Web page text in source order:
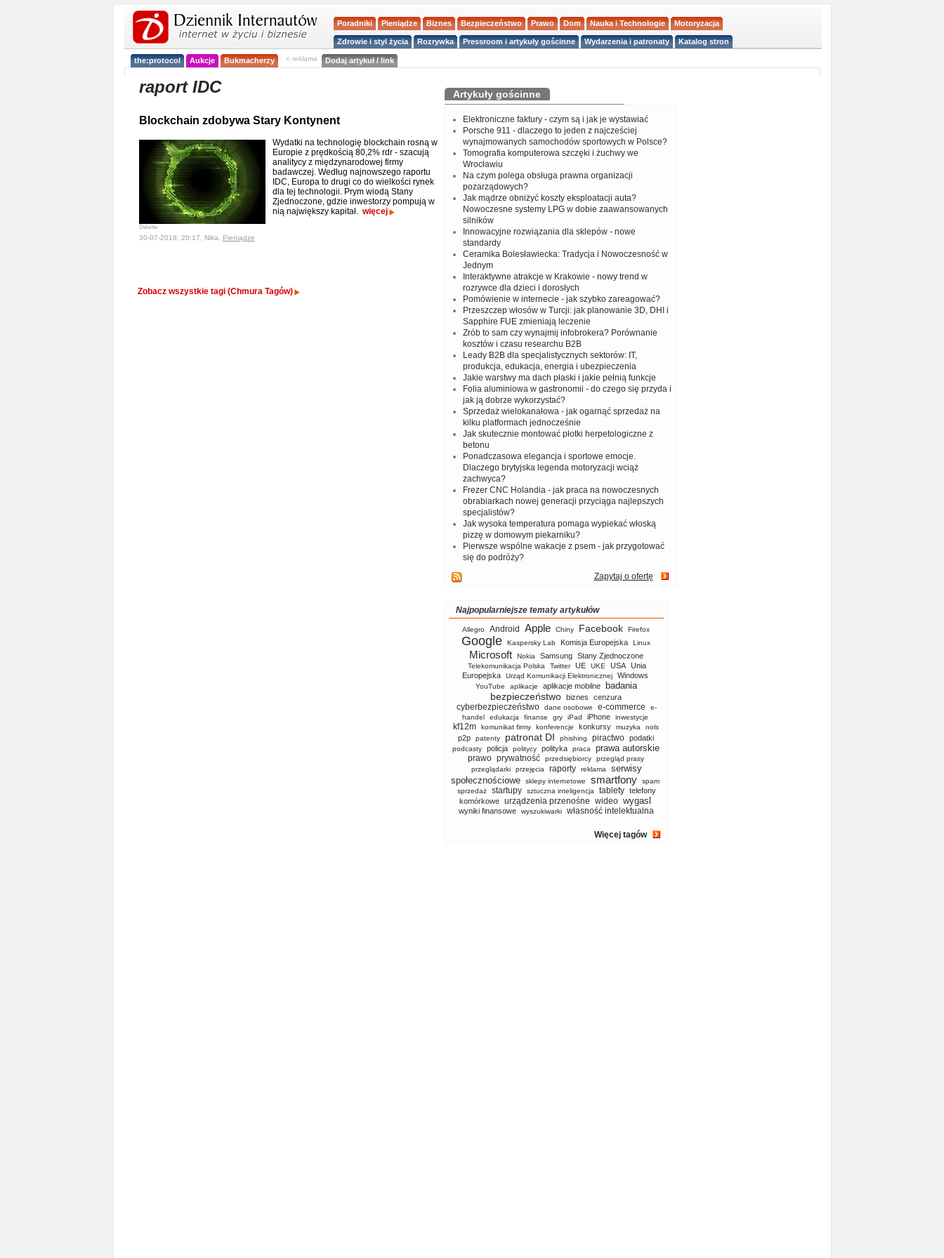
Poradniki Pieniądze Biznes Bezpieczeństwo Prawo Dom Nauka i Technologie Motoryzacja
Zdrowie i styl życia Rozrywka Pressroom i artykuły gościnne Wydarzenia i patronaty Katalog stron
the:protocol Aukcje Bukmacherzy < reklama Dodaj artykuł / link
raport IDC
Blockchain zdobywa Stary Kontynent
Deloitte
Wydatki na technologię blockchain rosną w
Europie z prędkością 80,2% rdr - szacują
analitycy z międzynarodowej firmy
badawczej. Według najnowszego raportu
IDC, Europa to drugi co do wielkości rynek
dla tej technologii. Prym wiodą Stany
Zjednoczone, gdzie inwestorzy pompują w
nią największy kapitał. więcej
30-07-2018, 20:17, Nika, Pieniądze
Zobacz wszystkie tagi (Chmura Tagów)
Artykuły gościnne
Elektroniczne faktury - czym są i jak je wystawiać
Porsche 911 - dlaczego to jeden z najcześciej
wynajmowanych samochodów sportowych w Polsce?
Tomografia komputerowa szczęki i żuchwy we
Wrocławiu
Na czym polega obsługa prawna organizacji
pozarządowych?
Jak mądrze obniżyć koszty eksploatacji auta?
Nowoczesne systemy LPG w dobie zaawansowanych
silników
Innowacyjne rozwiązania dla sklepów - nowe
standardy
Ceramika Bolesławiecka: Tradycja i Nowoczesność w
Jednym
Interaktywne atrakcje w Krakowie - nowy trend w
rozrywce dla dzieci i dorosłych
Pomówienie w internecie - jak szybko zareagować?
Przeszczep włosów w Turcji: jak planowanie 3D, DHI i
Sapphire FUE zmieniają leczenie
Zrób to sam czy wynajmij infobrokera? Porównanie
kosztów i czasu researchu B2B
Leady B2B dla specjalistycznych sektorów: IT,
produkcja, edukacja, energia i ubezpieczenia
Jakie warstwy ma dach płaski i jakie pełnią funkcje
Folia aluminiowa w gastronomii - do czego się przyda i
jak ją dobrze wykorzystać?
Sprzedaż wielokanałowa - jak ogarnąć sprzedaż na
kilku platformach jednocześnie
Jak skutecznie montować płotki herpetologiczne z
betonu
Ponadczasowa elegancja i sportowe emocje.
Dlaczego brytyjska legenda motoryzacji wciąż
zachwyca?
Frezer CNC Holandia - jak praca na nowoczesnych
obrabiarkach nowej generacji przyciąga najlepszych
specjalistów?
Jak wysoka temperatura pomaga wypiekać włoską
pizzę w domowym piekarniku?
Pierwsze wspólne wakacje z psem - jak przygotować
się do podróży?
Zapytaj o ofertę
Najpopularniejsze tematy artykułów
Allegro Android Apple Chiny Facebook Firefox
Google Kaspersky Lab Komisja Europejska Linux
Microsoft Nokia Samsung Stany Zjednoczone
Telekomunikacja Polska Twitter UE UKE USA
Unia
Europejska
Urząd Komunikacji Elektronicznej Windows
YouTube aplikacje aplikacje mobilne badania
bezpieczeństwo biznes cenzura
cyberbezpieczeństwo dane osobowe e-commerce
e-
handel
edukacja finanse gry iPad iPhone inwestycje
kf12m komunikat firmy konferencje konkursy muzyka nols
p2p patenty patronat DI phishing piractwo podatki
podcasty policja politycy polityka praca prawa autorskie
prawo prywatność przedsiębiorcy
przegląd prasy
przeglądarki
przejęcia raporty reklama
serwisy
społecznościowe
sklepy internetowe smartfony
spam
sprzedaż
startupy sztuczna inteligencja tablety telefony
komórkowe urządzenia przenośne wideo wygasl
wyniki finansowe wyszukiwarki własność intelektualna
Więcej tagów